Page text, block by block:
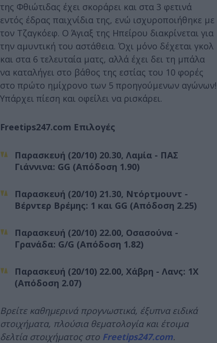
της Φθιώτιδας έχει σκοράρει και στα 3 φετινά
εντός έδρας παιχνίδια της, ενώ ισχυροποιήθηκε με
τον Τζαγκόεφ. Ο Άγιαξ της Ηπείρου διακρίνεται για
την αμυντική του αστάθεια. Όχι μόνο δέχεται γκολ
και στα 6 τελευταία ματς, αλλά έχει δει τη μπάλα
να καταλήγει στο βάθος της εστίας του 10 φορές
στο πρώτο ημίχρονο των 5 προηγούμενων αγώνων!
Υπάρχει πίεση και οφείλει να ρισκάρει.
Freetips247.com Επιλογές
Παρασκευή (20/10) 20.30, Λαμία - ΠΑΣ
Γιάννινα: GG (Απόδοση 1.90)
Παρασκευή (20/10) 21.30, Ντόρτμουντ -
Βέρντερ Βρέμης: 1 και GG (Απόδοση 2.25)
Παρασκευή (20/10) 22.00, Οσασούνα -
Γρανάδα: G/G (Απόδοση 1.82)
Παρασκευή (20/10) 22.00, Χάβρη - Λανς: 1Χ
(Απόδοση 2.07)
Βρείτε καθημερινά προγνωστικά, έξυπνα ειδικά
στοιχήματα, πλούσια θεματολογία και έτοιμα
δελτία στοιχήματος στο Freetips247.com.